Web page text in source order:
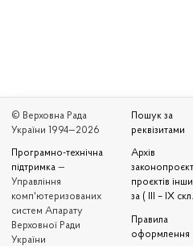
© Верховна Рада
України 1994—2026
Програмно-технічна
підтримка —
Управління
комп'ютеризованих
систем Апарату
Верховної Ради
України
Пошук за
реквізитами
Архів
проєктів
за ( III – IX
Правила
оформлення